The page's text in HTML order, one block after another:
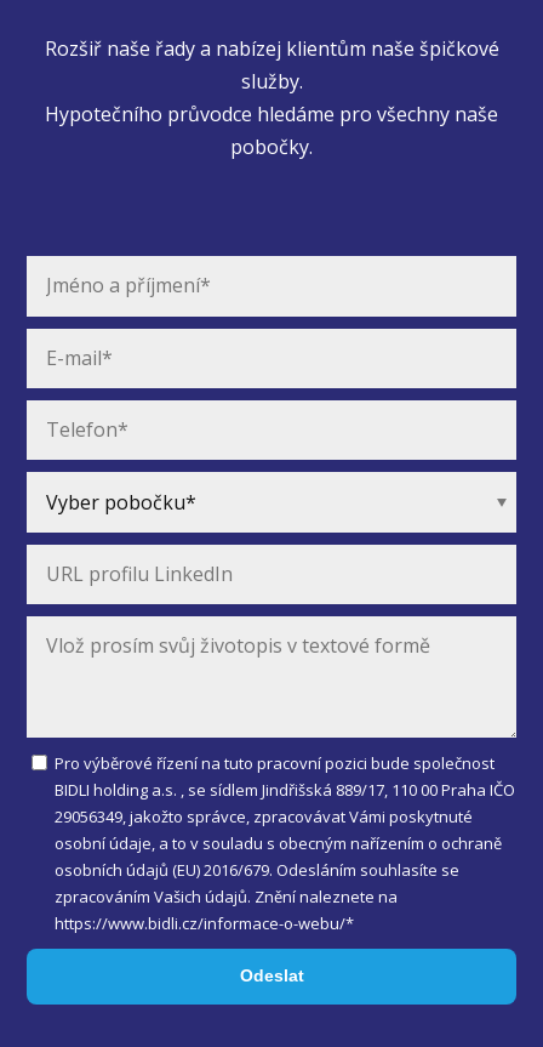
Rozšiř naše řady a nabízej klientům naše špičkové
služby.
Hypotečního průvodce hledáme pro všechny naše
pobočky.
Pro výběrové řízení na tuto pracovní pozici bude společnost
BIDLI holding a.s. , se sídlem Jindřišská 889/17, 110 00 Praha IČO
29056349, jakožto správce, zpracovávat Vámi poskytnuté
osobní údaje, a to v souladu s obecným nařízením o ochraně
osobních údajů (EU) 2016/679. Odesláním souhlasíte se
zpracováním Vašich údajů. Znění naleznete na
https://www.bidli.cz/informace-o-webu/*
Odeslat